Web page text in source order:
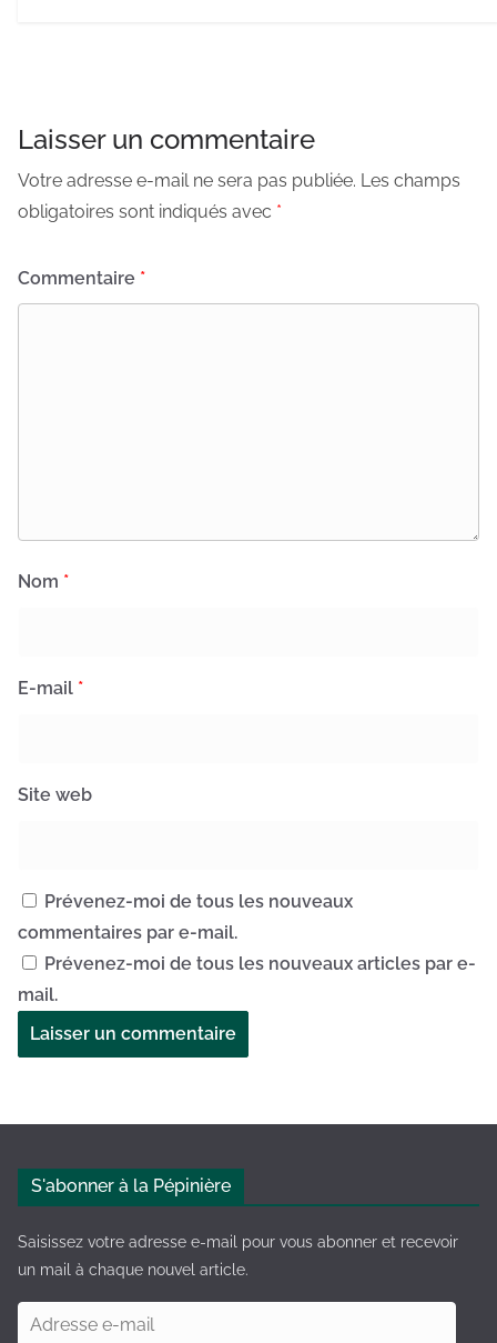
Laisser un commentaire
Votre adresse e-mail ne sera pas publiée. Les champs
obligatoires sont indiqués avec *
Commentaire *
Nom *
E-mail *
Site web
Prévenez-moi de tous les nouveaux
commentaires par e-mail.
Prévenez-moi de tous les nouveaux articles par e-
mail.
e
S'abonner à la Pépinière
Saisissez votre adresse e-mail pour vous abonner et recevoir
un mail à chaque nouvel article.